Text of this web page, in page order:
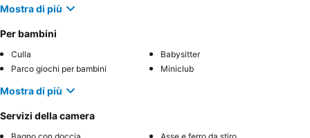
Mostra di più
Per bambini
Culla
Babysitter
Parco giochi per bambini
Miniclub
Mostra di più
Servizi della camera